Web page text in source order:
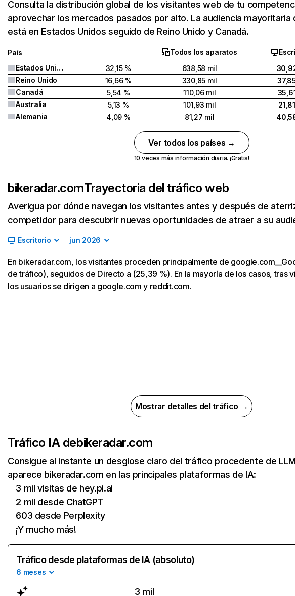
Consulta la distribución global de los visitantes web de tu
aprovechar los mercados pasados por alto. La audiencia mayoritaria
está en Estados Unidos seguido de Reino Unido y Canadá.
País Todos los aparatos
Estados Unidos
32,15 % 638,58 mil
Reino Unido
16,66 % 330,85 mil
Canadá
5,54 % 110,06 mil
Australia
5,13 % 101,93 mil
Alemania
4,09 % 81,27 mil
Ver todos los países →
10 veces más información diaria. ¡Gratis!
bikeradar.comTrayectoria del tráfico web
Averigua por dónde navegan los visitantes antes y después de
competidor para descubrir nuevas oportunidades de atraer a su
Escritorio jun 2026
En bikeradar.com, los visitantes proceden principalmente de
de tráfico), seguidos de Directo a (25,39 %). En la mayoría de los casos, tras
los usuarios se dirigen a google.com y reddit.com.
Mostrar detalles del tráfico →
Tráfico IA debikeradar.com
Consigue al instante un desglose claro del tráfico procedente de
aparece bikeradar.com en las principales plataformas de IA:
3 mil visitas de hey.pi.ai
2 mil desde ChatGPT
603 desde Perplexity
¡Y mucho más!
Tráfico desde plataformas de IA (absoluto)
6 meses
3 mil